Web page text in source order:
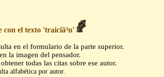
con el texto 'traiciã³n'
en el formulario de la parte superior.
la imagen del pensador.
todas las citas sobre ese autor.
alfabética por autor.